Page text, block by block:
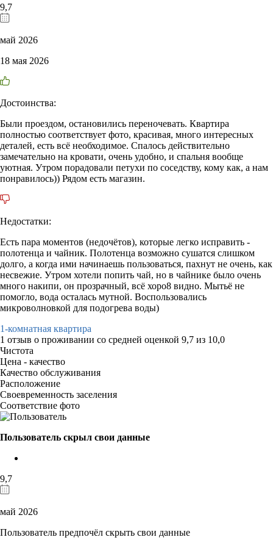
9,7
май 2026
18 мая 2026
Достоинства:
Были проездом, остановились переночевать. Квартира
полностью соответствует фото, красивая, много интересных
деталей, есть всё необходимое. Спалось действительно
замечательно на кровати, очень удобно, и спальня вообще
уютная. Утром порадовали петухи по соседству, кому как, а нам
понравилось)) Рядом есть магазин.
Недостатки:
Есть пара моментов (недочётов), которые легко исправить -
полотенца и чайник. Полотенца возможно сушатся слишком
долго, а когда ими начинаешь пользоваться, пахнут не очень, как
несвежие. Утром хотели попить чай, но в чайнике было очень
много накипи, он прозрачный, всё хоро8 видно. Мытьё не
помогло, вода осталась мутной. Воспользовались
микроволновкой для подогрева воды)
1-комнатная квартира
1 отзыв о проживании со средней оценкой 9,7 из 10,0
Чистота
Цена - качество
Качество обслуживания
Расположение
Своевременность заселения
Соответствие фото
Пользователь скрыл свои данные
9,7
май 2026
Пользователь предпочёл скрыть свои данные